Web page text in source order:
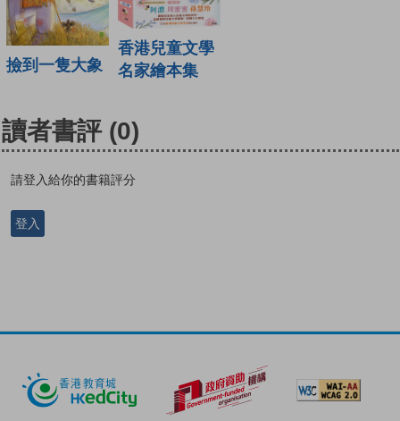
撿到一隻大象
香港兒童文學
名家繪本集
讀者書評 (0)
請登入給你的書籍評分
登入